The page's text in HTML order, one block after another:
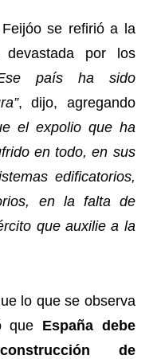
se refirió a la
devastada por los
país ha sido
, dijo, agregando
el expolio que ha
en todo, en sus
edificatorios,
en la falta de
que auxilie a la
lo que se observa
que España debe
de